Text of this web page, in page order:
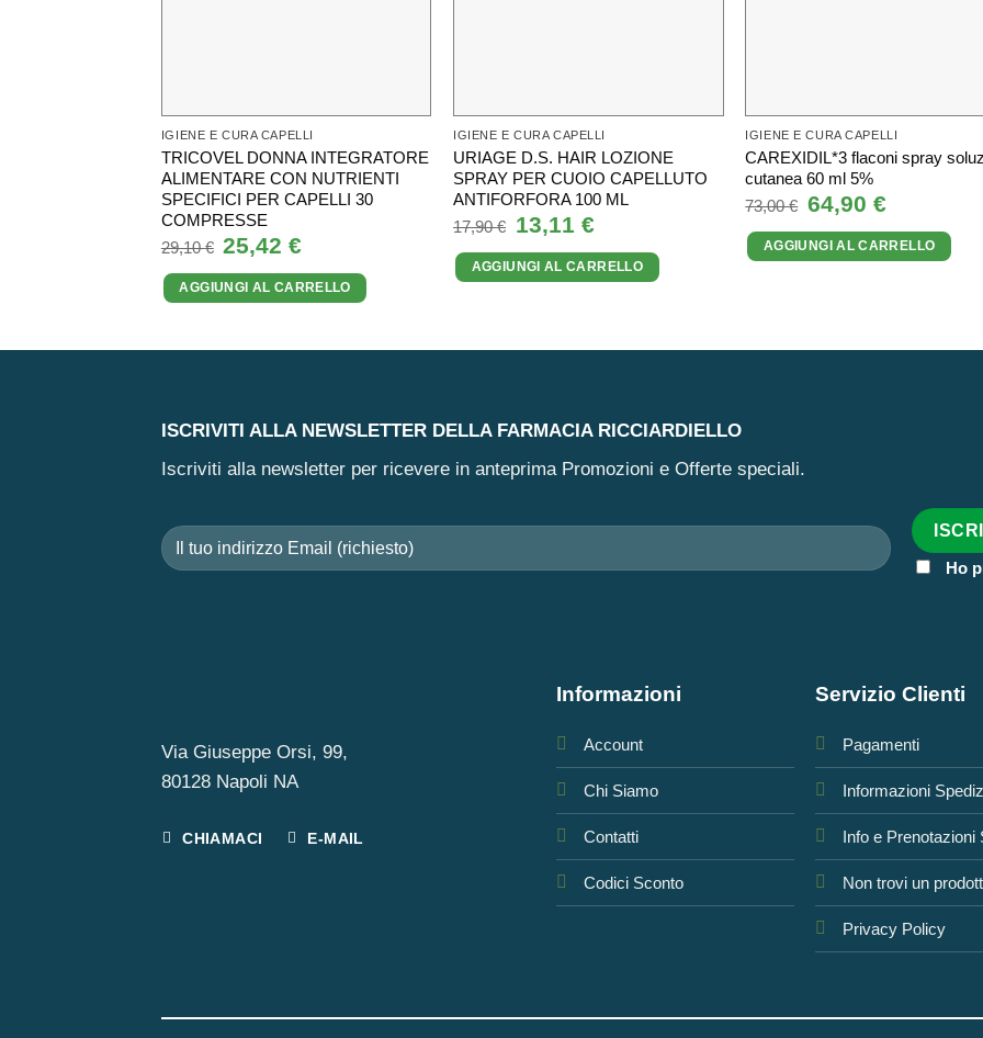
IGIENE E CURA CAPELLI
TRICOVEL DONNA INTEGRATORE
ALIMENTARE CON NUTRIENTI
SPECIFICI PER CAPELLI 30
COMPRESSE
29,10€ Il
prezzo
originale
era:
29,10 €.
25,42€
attuale
è:
25,42 €.
AGGIUNGI AL CARRELLO
IGIENE E CURA CAPELLI
URIAGE D.S. HAIR LOZIONE
SPRAY PER CUOIO CAPELLUTO
ANTIFORFORA 100 ML
17,90€ Il
prezzo
originale
era:
17,90 €.
13,11 €Il
prezzo
attuale
è:
13,11 €.
AGGIUNGI AL CARRELLO
IGIENE E CURA CAPELLI
CAREXIDIL*3 flaconi spray soluz
cutanea 60 ml 5%
73,00€ Il
prezzo
originale
era:
73,00 €.
64,90 €Il
prezzo
attuale
è:
64,90 €.
AGGIUNGI AL CARRELLO
ISCRIVITI ALLA NEWSLETTER DELLA FARMACIA RICCIARDIELLO
Iscriviti alla newsletter per ricevere in anteprima Promozioni e Offerte speciali.
Ho
Via Giuseppe Orsi, 99,
80128 Napoli NA
CHIAMACI E-MAIL
Informazioni
Account
Chi Siamo
Contatti
Codici Sconto
Servizio Clienti
Pagamenti
Informazioni
Info e Prenotazioni
Non trovi un
Privacy Policy